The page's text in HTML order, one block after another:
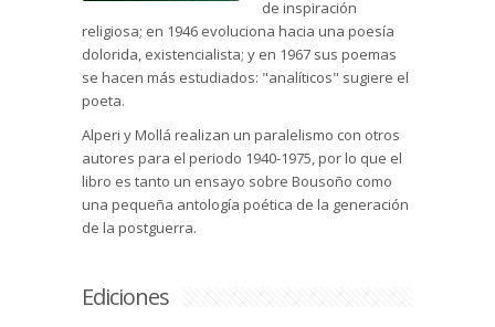
de inspiración
religiosa; en 1946 evoluciona hacia una poesía
dolorida, existencialista; y en 1967 sus poemas
se hacen más estudiados: "analíticos" sugiere el
poeta.
Alperi y Mollá realizan un paralelismo con otros
autores para el periodo 1940-1975, por lo que el
libro es tanto un ensayo sobre Bousoño como
una pequeña antología poética de la generación
de la postguerra.
Ediciones